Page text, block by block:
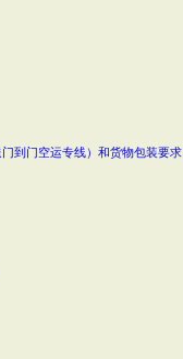
到门空运专线）和货物包装要求